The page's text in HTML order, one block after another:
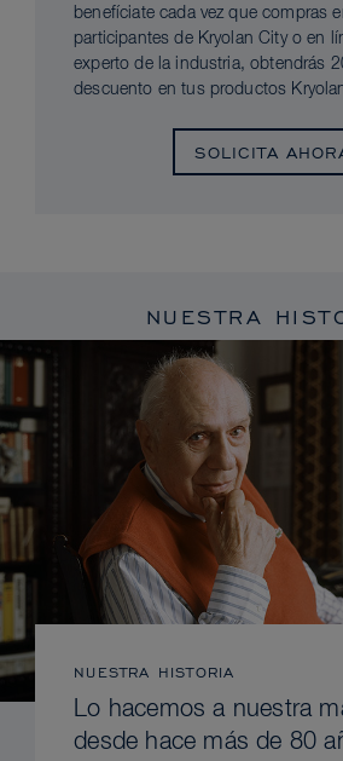
benefíciate cada vez que compras
participantes de Kryolan City o en
experto de la industria, obtendrás
descuento en tus productos
SOLICITA
NUESTRA
NUESTRA HISTORIA
Lo hacemos a nuestra
desde hace más de 80